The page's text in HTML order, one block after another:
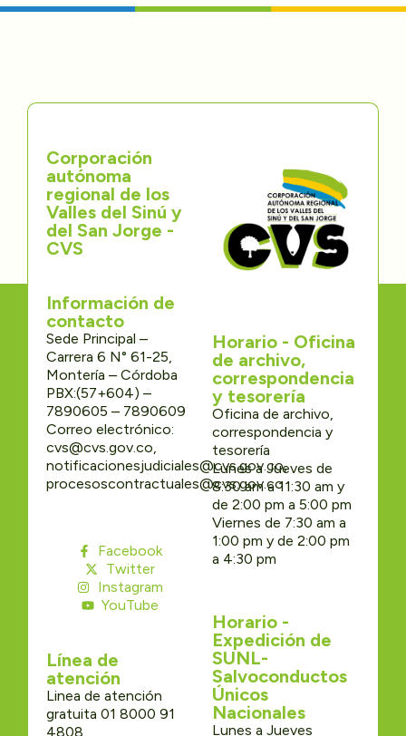
Contáctenos
Corporación
autónoma
regional de los
Valles del Sinú y
del San Jorge -
CVS
Información de
contacto
Sede Principal –
Carrera 6 N° 61-25,
Montería – Córdoba
PBX:(57+604) –
7890605 – 7890609
Correo electrónico:
cvs@cvs.gov.co,
notificacionesjudiciales@cvs.gov.co,
procesoscontractuales@cvs.gov.co
Facebook
Twitter
Instagram
YouTube
Línea de
atención
Linea de atención
gratuita 01 8000 91
4808
Horario - Oficina
de archivo,
correspondencia
y tesorería
Oficina de archivo,
correspondencia y
tesorería
Lunes a Jueves de
8:30 am a 11:30 am y
de 2:00 pm a 5:00 pm
Viernes de 7:30 am a
1:00 pm y de 2:00 pm
a 4:30 pm
Horario -
Expedición de
SUNL-
Salvoconductos
Únicos
Nacionales
Lunes a Jueves